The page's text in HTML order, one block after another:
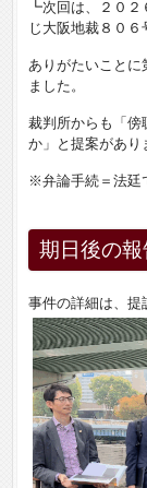
┗次回は、２０２
じ大阪地裁８０６
ありがたいことに
ました。
裁判所からも「傍
か」と提案があり
※弁論手続＝法廷
期日後の報
事件の詳細は、提